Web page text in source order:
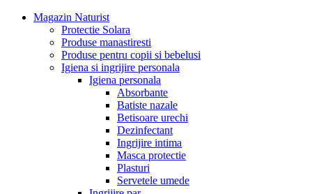
Magazin Naturist
Protectie Solara
Produse manastiresti
Produse pentru copii si bebelusi
Igiena si ingrijire personala
Igiena personala
Absorbante
Batiste nazale
Betisoare urechi
Dezinfectant
Ingrijire intima
Masca protectie
Plasturi
Servetele umede